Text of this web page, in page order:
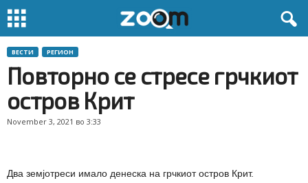
ВЕСТИ РЕГИОН
Повторно се стресе грчкиот
остров Крит
November 3, 2021 во 3:33
Два земјотреси имало денеска на грчкиот остров Крит.